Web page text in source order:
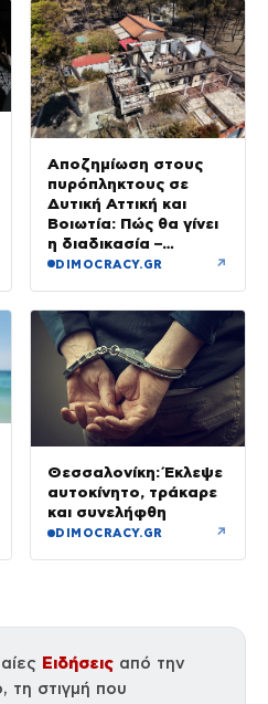
Αποζημίωση στους
πυρόπληκτους σε
Δυτική Αττική και
Βοιωτία: Πώς θα γίνει
η διαδικασία –
Ξεκινούν τη Δευτέρα
DIMOCRACY.GR ↗
Θεσσαλονίκη: Έκλεψε
αυτοκίνητο, τράκαρε
και συνελήφθη
DIMOCRACY.GR ↗
Ειδήσεις από την
τη στιγμή που